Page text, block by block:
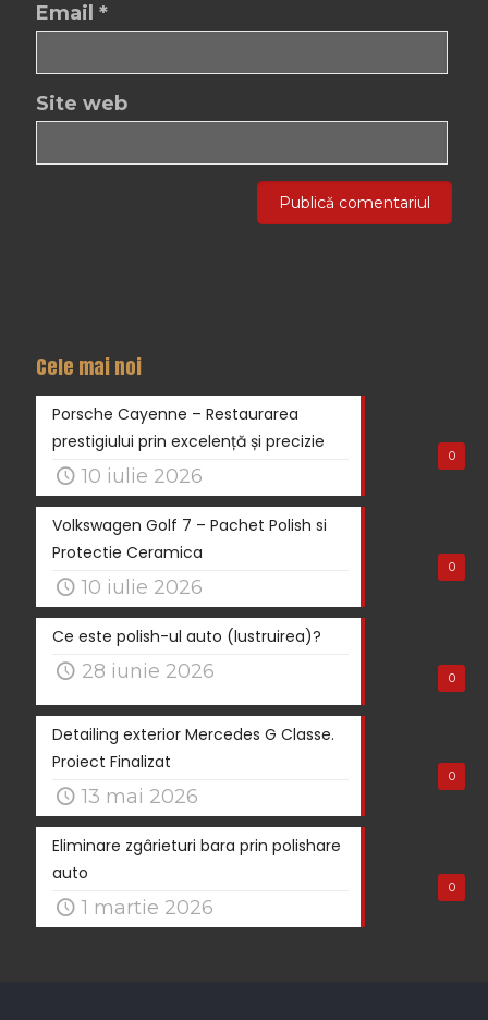
Email *
Site web
Cele mai noi
0
Porsche Cayenne – Restaurarea
prestigiului prin excelență și precizie
10 iulie 2026
0
Volkswagen Golf 7 – Pachet Polish si
Protectie Ceramica
10 iulie 2026
0
Ce este polish-ul auto (lustruirea)?
28 iunie 2026
0
Detailing exterior Mercedes G Classe.
Proiect Finalizat
13 mai 2026
0
Eliminare zgârieturi bara prin polishare
auto
1 martie 2026